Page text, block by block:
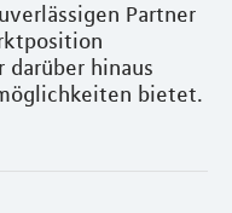
Partner
hinaus
bietet.